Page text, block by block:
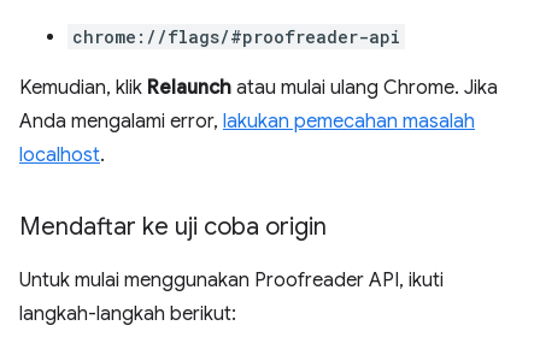
chrome://flags/#proofreader-api
Kemudian, klik Relaunch atau mulai ulang Chrome. Jika
Anda mengalami error, lakukan pemecahan masalah
localhost.
Mendaftar ke uji coba origin
Untuk mulai menggunakan Proofreader API, ikuti
langkah-langkah berikut: